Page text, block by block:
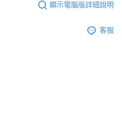
顯示電腦版詳細說明
客服